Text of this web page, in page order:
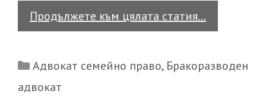
Продължете към цялата статия…
да
разведа,
Categories
Адвокат семейно право, Бракоразводен
адвокат